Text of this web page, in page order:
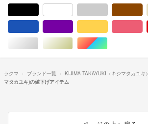
シルバー/銀色系ゴールド/金色系マルチカラー
ラクマ ブランド一覧 KIJIMA TAKAYUKI（キジマタカユキ）
マタカユキ)の値下げアイテム